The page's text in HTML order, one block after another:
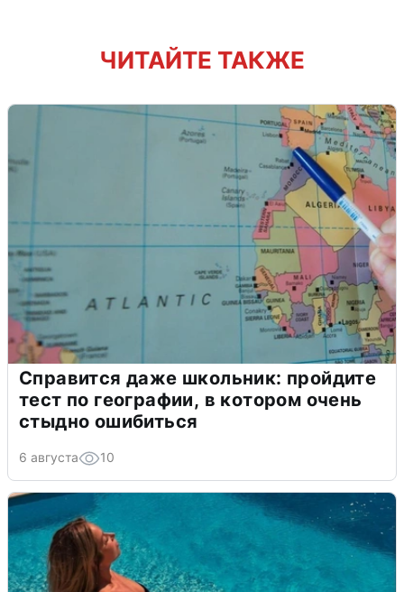
ЧИТАЙТЕ ТАКЖЕ
Справится даже школьник: пройдите
тест по географии, в котором очень
стыдно ошибиться
6 августа 10